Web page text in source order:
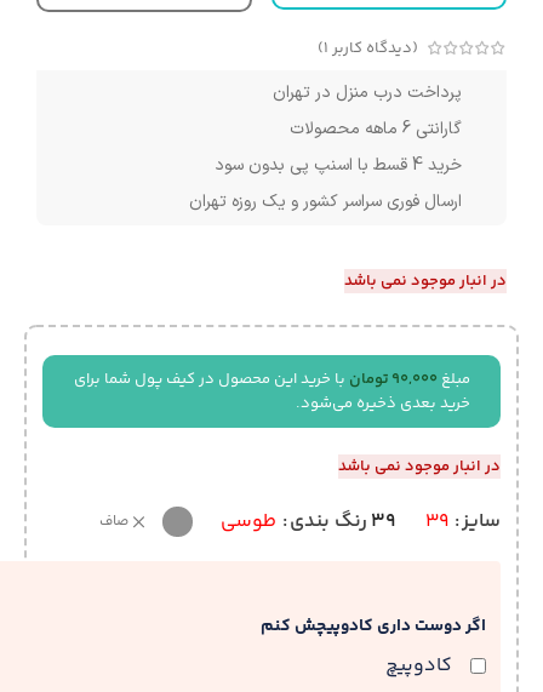
(دیدگاه کاربر 1
)
پرداخت درب منزل در تهران
گارانتی 6 ماهه محصولات
خرید 4 قسط با اسنپ پی بدون سود
ارسال فوری سراسر کشور و یک روزه تهران
در انبار موجود نمی باشد
مبلغ 90,000 تومان با خرید این محصول در کیف پول شما برای
خرید بعدی ذخیره می‌شود.
در انبار موجود نمی باشد
سایز 39
39 رنگ بندی طوسی صاف
اگر دوست داری کادوپیچش کنم
کادوپیچ